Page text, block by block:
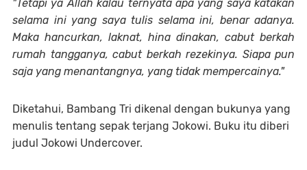
"Tetapi ya Allah kalau ternyata apa yang saya katakan
selama ini yang saya tulis selama ini, benar adanya.
Maka hancurkan, laknat, hina dinakan, cabut berkah
rumah tangganya, cabut berkah rezekinya. Siapa pun
saja yang menantangnya, yang tidak mempercainya."
Diketahui, Bambang Tri dikenal dengan bukunya yang
menulis tentang sepak terjang Jokowi. Buku itu diberi
judul Jokowi Undercover.